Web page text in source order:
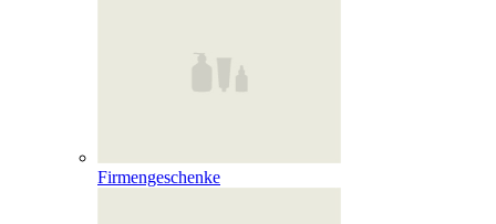
Firmengeschenke